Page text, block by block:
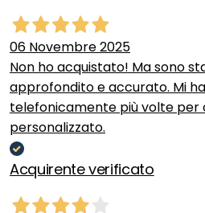
06 Novembre 2025
Non ho acquistato! Ma sono
approfondito e accurato. Mi
telefonicamente più volte per
personalizzato.
Acquirente verificato